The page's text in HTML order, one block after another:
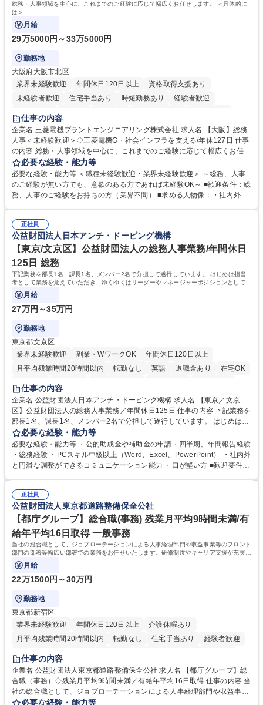
総務・人事領域を中心に、これまでのご経験に応じて幅広くお任せします。 ＜具体的に
は＞
月給
29万5000円～33万5000円
勤務地
大阪府大阪市北区
業界未経験歓迎
年間休日120日以上
資格取得支援あり
未経験者歓迎
住宅手当あり 時短勤務あり
経験者歓迎
退職金あり
駅近5分以内
土日祝休み 服装自由 寮・社宅あり 食事補助あり
仕事の内容
企業名 三菱電機プラントエンジニアリング株式会社 求人名 【大阪】総務
人事＜未経験歓迎＞◇三菱電機G・社会インフラを支える/年休127日 仕事
の内容 総務・人事領域を中心に、これまでのご経験に応じて幅広くお任せ
します。 ＜具体的には＞ ・総務/人事労務（給与・社保・勤怠管理など）
・採用・教育研修 ・福利厚生運用 など ※基本的には事務所勤務ですが、
採用や教育等の業務内容により、関西圏以外への日帰り・宿泊を伴う国内
出張もございます。 ※担当業務を持ちつつ、お互いに助け合いながら、総
必要な経験・能力等
必要な経験・能力等 ＜職種未経験歓迎・業界未経験歓迎＞ ～総務、人事
のご経験が無い方でも、意欲のある方であれば未経験OK～ ■歓迎条件：総
務、人事のご経験をお持ちの方（業界不問） ■求める人物像：・社内外の
正社員
公益財団法人日本アンチ・ドーピング機構
【東京/文京区】公益財団法人の総務人事業務/年間休日
125日 総務
下記業務を部長1名、課長1名、メンバー2名で分担して遂行しています。 はじめは担当
者として業務を覚えていただき、ゆくゆくはリーダーやマネージャーポジションとして活
躍いただくことを期待しています。
月給
27万円～35万円
勤務地
東京都文京区
業界未経験歓迎
副業・WワークOK
年間休日120日以上
月平均残業時間20時間以内
転勤なし 英語 退職金あり
在宅OK
賞与あり
育休あり
食事補助あり
仕事の内容
企業名 公益財団法人日本アンチ・ドーピング機構 求人名 【東京／文京
区】公益財団法人の総務人事業務／年間休日125日 仕事の内容 下記業務を
部長1名、課長1名、メンバー2名で分担して遂行しています。 はじめは担
当者として業務を覚えていただき、ゆくゆくはリーダーやマネージャーポ
ジションとして活躍いただくことを期待しています。 【総務・人事グルー
プの業務内容】 ・人事制度関連 ・採用活動 ・教育研修の企画、実行 ・勤
怠管理 ・官公庁への各種提出 ・法定の会議運営（評議員会、理事会） ・
管理 ・福利厚生関連 ・職員からの問合せ、相談対応 ・その他日常の総務
業務全般 募集職種 【東京／文京区】公益財団法人の総務人事業務／年間
休日125日
必要な経験・能力等
必要な経験・能力等 ・公的助成金や補助金の申請・四半期、年間報告経験
・総務経験 ・PCスキル中級以上（Word、Excel、PowerPoint） ・社内外
と円滑な調整ができるコミュニケーション能力 ・口が堅い方 ■歓迎要件
正社員
公益財団法人東京都道路整備保全公社
【都庁グループ】総合職(事務) 残業月平均9時間未満/有
給年平均16日取得 一般事務
当社の総合職として、ジョブローテーションによる人事経理部門や収益事業等のフロント
部門の部署等幅広い部署での業務をお任せいたします。研修制度やキャリア支援が充実し
ております！ ※下記業務詳細
月給
22万1500円～30万円
勤務地
東京都新宿区
業界未経験歓迎
年間休日120日以上
介護休暇あり
月平均残業時間20時間以内
転勤なし 住宅手当あり
経験者歓迎
研修あり
退職金あり
駅近5分以内
資格取得手当あり 食事補助あり
仕事の内容
企業名 公益財団法人東京都道路整備保全公社 求人名 【都庁グループ】総
合職（事務）◇残業月平均9時間未満／有給年平均16日取得 仕事の内容 当
社の総合職として、ジョブローテーションによる人事経理部門や収益事業
等のフロント部門の部署等幅広い部署での業務をお任せいたします。研修
必要な経験・能力等